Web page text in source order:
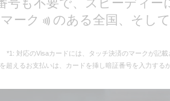
ーク
のある全国、そし
*1: 対応のVisaカードには、タッチ決済のマークが記載
超えるお支払いは、カードを挿し暗証番号を入力する